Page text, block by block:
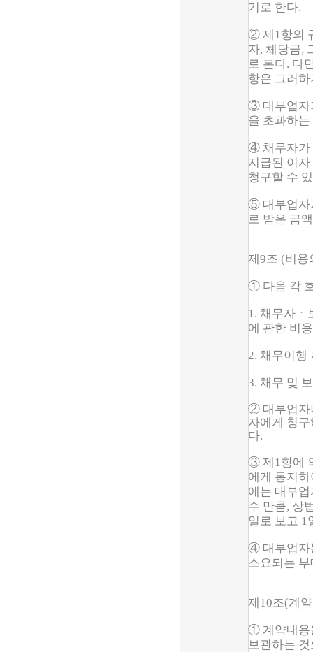
기로 한다.
② 제1항의
자, 체당금,
로 본다. 다
항은 그러
③ 대부업자
을 초과하
④ 채무자가
지급된 이
청구할 수
⑤ 대부업자
로 받은 금
제9조 (비용
① 다음 각
1. 채무자ㆍ
에 관한 비용
2. 채무이행
3. 채무 및
② 대부업자
자에게 청
다.
③ 제1항에
에게 통지
에는 대부
수 만큼, 상
일로 보고 1
④ 대부업자
소요되는
제10조(계
① 계약내용
보관하는